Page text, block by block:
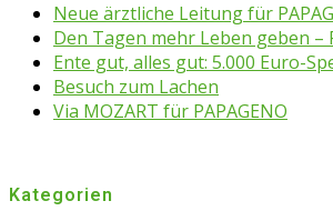
Neue ärztliche Leitung für
Den Tagen mehr Leben geben
Ente gut, alles gut: 5.000 Euro-
Besuch zum Lachen
Via MOZART für PAPAGENO
Kategorien